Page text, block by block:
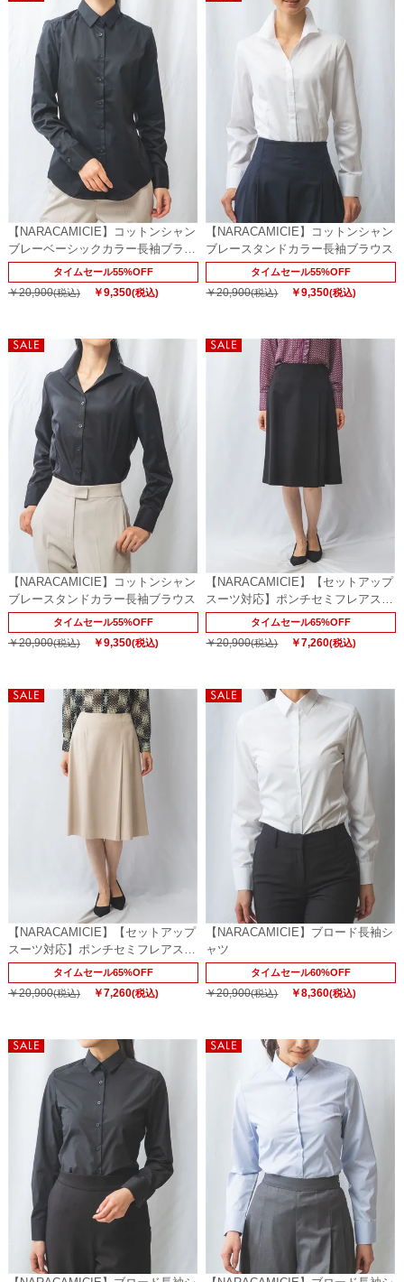
【NARACAMICIE】コットンシャン
ブレーベーシックカラー長袖ブラウ
ス
タイムセール55%OFF
￥20,900(税込) ￥9,350(税込)
【NARACAMICIE】コットンシャン
ブレースタンドカラー長袖ブラウス
タイムセール55%OFF
￥20,900(税込) ￥9,350(税込)
【NARACAMICIE】コットンシャン
ブレースタンドカラー長袖ブラウス
タイムセール55%OFF
￥20,900(税込) ￥9,350(税込)
【NARACAMICIE】【セットアップ
スーツ対応】ポンチセミフレアスカ
ート
タイムセール65%OFF
￥20,900(税込) ￥7,260(税込)
【NARACAMICIE】【セットアップ
スーツ対応】ポンチセミフレアスカ
ート
タイムセール65%OFF
￥20,900(税込) ￥7,260(税込)
【NARACAMICIE】ブロード長袖シ
ャツ
タイムセール60%OFF
￥20,900(税込) ￥8,360(税込)